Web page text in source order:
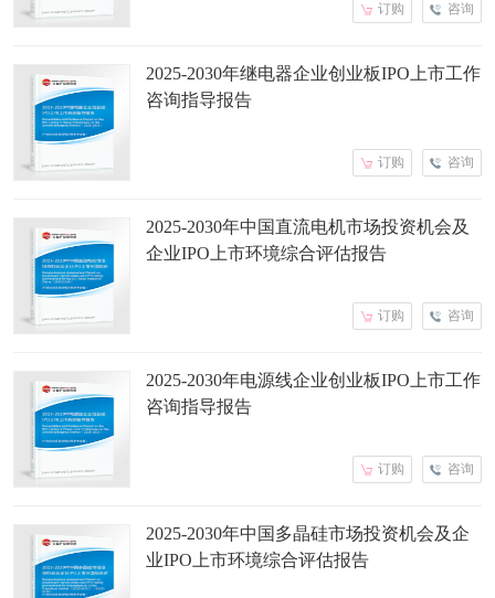
咨询
订购
2025-2030年继电器企业创业板IPO上市工作
咨询指导报告
咨询
订购
2025-2030年中国直流电机市场投资机会及
企业IPO上市环境综合评估报告
咨询
订购
2025-2030年电源线企业创业板IPO上市工作
咨询指导报告
咨询
订购
2025-2030年中国多晶硅市场投资机会及企
业IPO上市环境综合评估报告